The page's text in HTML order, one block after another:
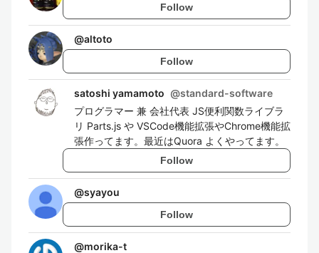
Follow
@altoto
Follow
satoshi yamamoto @standard-software
プログラマー 兼 会社代表 JS便利関数ライブラ
リ Parts.js や VSCode機能拡張やChrome機能拡
張作ってます。最近はQuora よくやってます。
Follow
@syayou
Follow
@morika-t